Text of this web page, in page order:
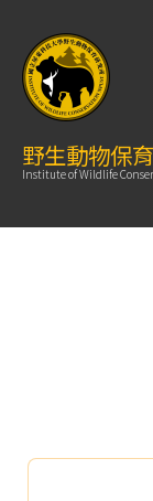
野生動物保
Institute of Wildlife